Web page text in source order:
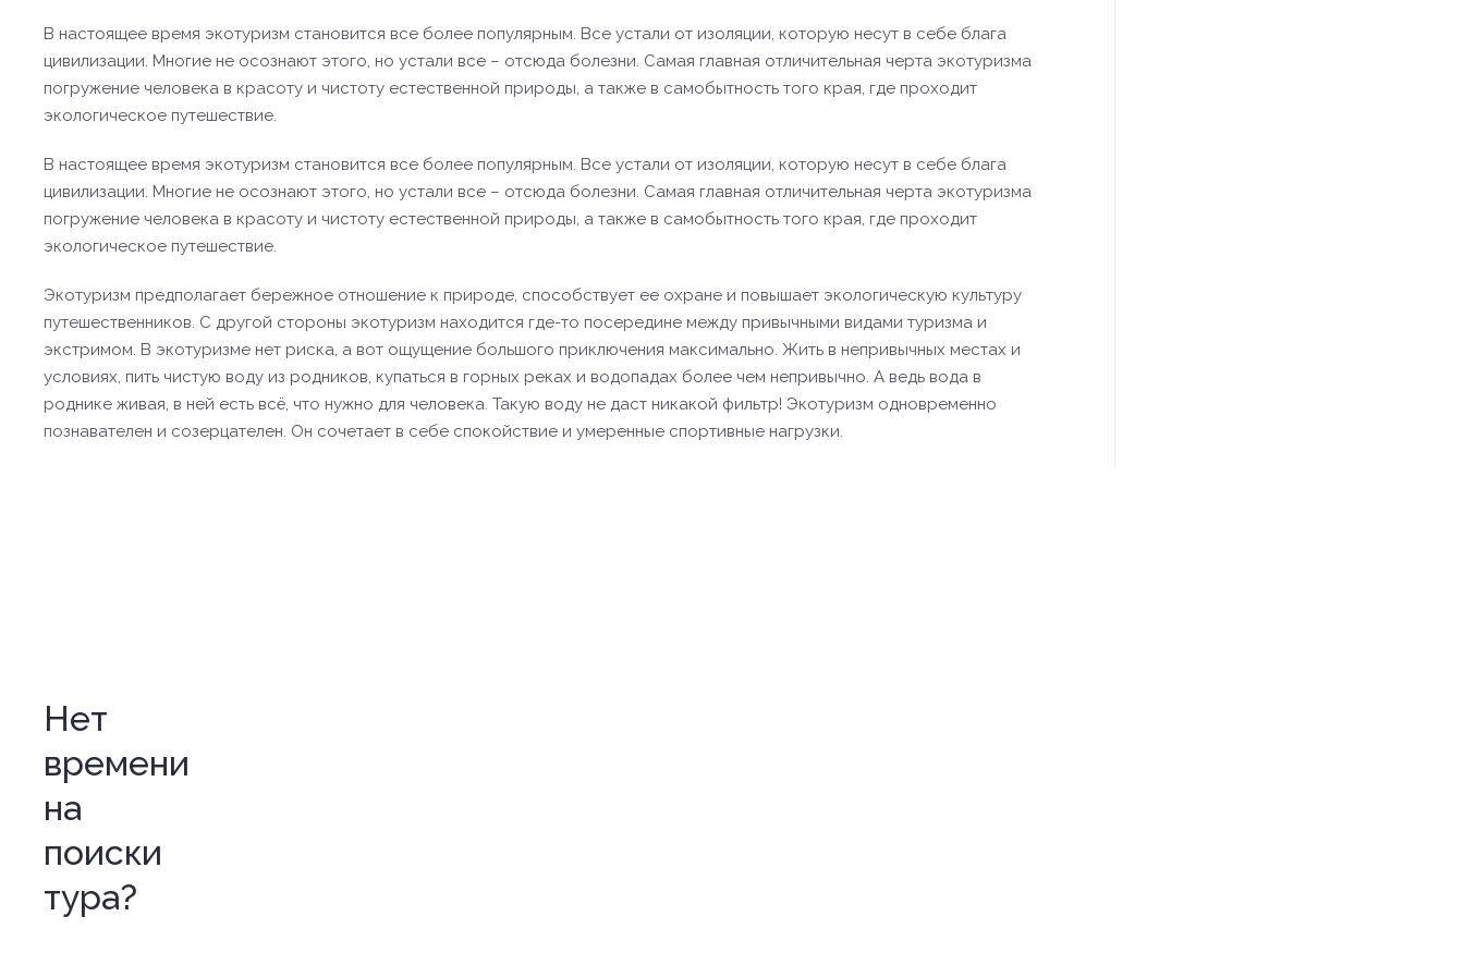
В настоящее время экотуризм становится все более популярным. Все устали от изоляции, которую несут в себе блага
цивилизации. Многие не осознают этого, но устали все – отсюда болезни. Самая главная отличительная черта экотуризма
погружение человека в красоту и чистоту естественной природы, а также в самобытность того края, где проходит
экологическое путешествие.
В настоящее время экотуризм становится все более популярным. Все устали от изоляции, которую несут в себе блага
цивилизации. Многие не осознают этого, но устали все – отсюда болезни. Самая главная отличительная черта экотуризма
погружение человека в красоту и чистоту естественной природы, а также в самобытность того края, где проходит
экологическое путешествие.
Экотуризм предполагает бережное отношение к природе, способствует ее охране и повышает экологическую культуру
путешественников. С другой стороны экотуризм находится где-то посередине между привычными видами туризма и
экстримом. В экотуризме нет риска, а вот ощущение большого приключения максимально. Жить в непривычных местах и
условиях, пить чистую воду из родников, купаться в горных реках и водопадах более чем непривычно. А ведь вода в
роднике живая, в ней есть всё, что нужно для человека. Такую воду не даст никакой фильтр! Экотуризм одновременно
познавателен и созерцателен. Он сочетает в себе спокойствие и умеренные спортивные нагрузки.
Нет
времени
на
поиски
тура?